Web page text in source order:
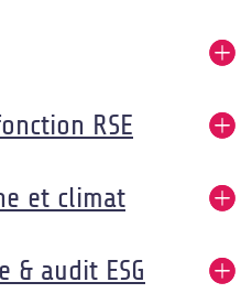
RSE
et climat
& audit ESG